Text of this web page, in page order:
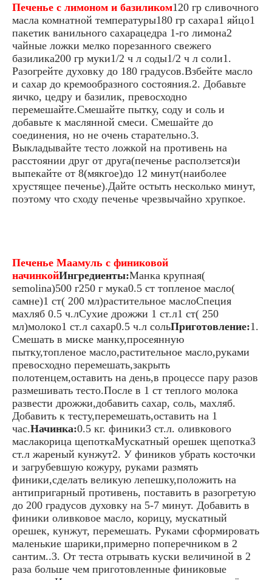
Печенье с лимоном и базиликом120 гр сливочного
масла комнатной температуры180 гр сахара1 яйцо1
пакетик ванильного сахарацедра 1-го лимона2
чайные ложки мелко порезанного свежего
базилика200 гр муки1/2 ч л соды1/2 ч л соли1.
Разогрейте духовку до 180 градусов.Взбейте масло
и сахар до кремообразного состояния.2. Добавьте
яичко, цедру и базилик, превосходно
перемешайте.Смешайте пытку, соду и соль и
добавьте к маслянной смеси. Смешайте до
соединения, но не очень старательно.3.
Выкладывайте тесто ложкой на противень на
расстоянии друг от друга(печенье расползется)и
выпекайте от 8(мякгое)до 12 минут(наиболее
хрустящее печенье).Дайте остыть несколько минут,
поэтому что сходу печенье чрезвычайно хрупкое.
Печенье Маамуль с финиковой
начинкойИнгредиенты:Манка крупная(
semolina)500 г250 г мука0.5 ст топленое масло(
самне)1 ст( 200 мл)растительное маслоСпеция
махляб 0.5 ч.лСухие дрожжи 1 ст.л1 ст( 250
мл)молоко1 ст.л сахар0.5 ч.л сольПриготовление:1.
Смешать в миске манку,просеянную
пытку,топленое масло,растительное масло,руками
превосходно перемешать,закрыть
полотенцем,оставить на день,в процессе пару разов
размешивать тесто.После в 1 ст теплого молока
развести дрожжи,добавить сахар, соль, махляб.
Добавить к тесту,перемешать,оставить на 1
час.Начинка:0.5 кг. финики3 ст.л. оливкового
маслакорица щепоткаМускатный орешек щепотка3
ст.л жареный кунжут2. У фиников убрать косточки
и загрубевшую кожуру, руками размять
финики,сделать великую лепешку,положить на
антипригарный противень, поставить в разогретую
до 200 градусов духовку на 5-7 минут. Добавить в
финики оливковое масло, корицу, мускатный
орешек, кунжут, перемешать. Руками сформировать
маленькие шарики,примерно поперечником в 2
сантим..3. От теста отрывать куски величиной в 2
раза больше чем приготовленные финиковые